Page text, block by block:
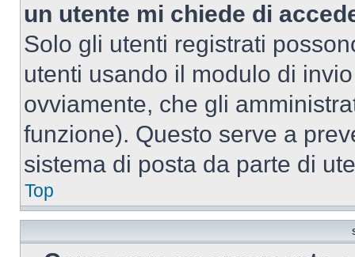
un utente mi chiede di
Solo gli utenti registrati
utenti usando il modulo di
ovviamente, che gli
funzione). Questo serve a
sistema di posta da parte di
Top